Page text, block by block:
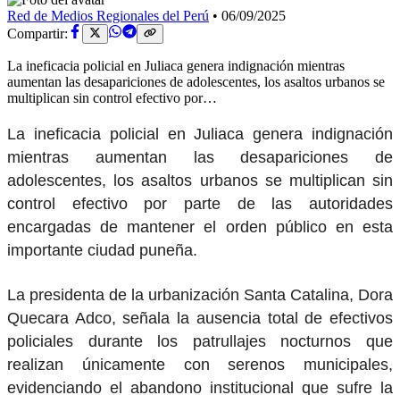
Red de Medios Regionales del Perú • 06/09/2025
Compartir:
La ineficacia policial en Juliaca genera indignación mientras
aumentan las desapariciones de adolescentes, los asaltos urbanos se
multiplican sin control efectivo por…
La ineficacia policial en Juliaca genera indignación
mientras aumentan las desapariciones de
adolescentes, los asaltos urbanos se multiplican sin
control efectivo por parte de las autoridades
encargadas de mantener el orden público en esta
importante ciudad puneña.
La presidenta de la urbanización Santa Catalina, Dora
Quecara Adco, señala la ausencia total de efectivos
policiales durante los patrullajes nocturnos que
realizan únicamente con serenos municipales,
evidenciando el abandono institucional que sufre la